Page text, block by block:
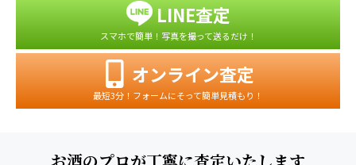
LINE査定
スマホで簡単！写真を撮って送るだけ！
オンライン査定
最短3分！フォームにそって簡単見積もり！